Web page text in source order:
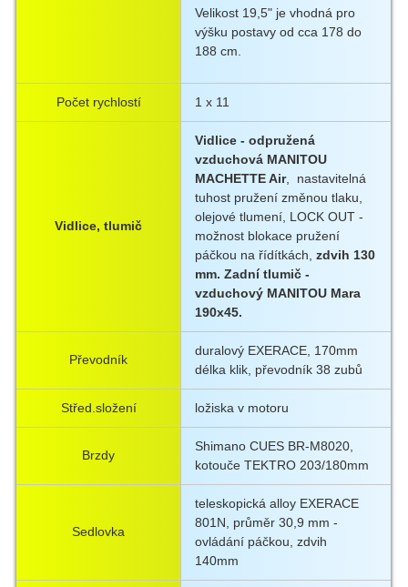
Velikost 19,5" je vhodná pro
výšku postavy od cca 178 do
188 cm.
Počet rychlostí 1 x 11
Vidlice, tlumič
Vidlice - odpružená
vzduchová MANITOU
MACHETTE Air, nastavitelná
tuhost pružení změnou tlaku,
olejové tlumení, LOCK OUT -
možnost blokace pružení
páčkou na řídítkách,zdvih 130
mm. Zadní tlumič -
vzduchový MANITOU Mara
190x45.
Převodník
duralový EXERACE, 170mm
délka klik, převodník 38 zubů
Střed.složení ložiska v motoru
Brzdy
Shimano CUES BR-M8020,
kotouče TEKTRO 203/180mm
Sedlovka
teleskopická alloy EXERACE
801N, průměr 30,9 mm -
ovládání páčkou, zdvih
140mm